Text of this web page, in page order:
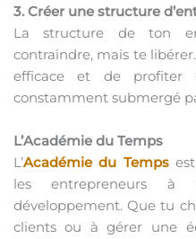
3. Créer une structure
La structure de ton
contraindre, mais te
efficace et de profiter
constamment submergé
L’Académie du Temps
L’Académie du Tempsest
les entrepreneurs
développement. Que tu
clients ou à gérer une